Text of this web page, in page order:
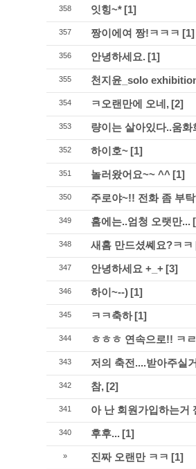
358 잇힝~*[1]
357 짱이에여 짱!ㅋㅋㅋ [1]
356 안녕하세요.[1]
355 천지윤_solo
354 ㅋ오랜만에 오네,[2]
353 량이는 살아있다..움화
352 하이호~[1]
351 놀러왔어요~~ ^^[1]
350 주로야~!! 전화 좀 부
349 홈에는..엄청 오랫만...
348 새홈 만드셨쎼요?ㅋㅋ
347 안녕하세요 +_+[3]
346 하이~--)[1]
345 ㅋㅋ축하[1]
344 ㅎㅎㅎ 연속으로!! ㅋ
343 저의 축전....받아주실
342 참,[2]
341 아 난 회원가입하는거
340 후후...[1]
» 진짜 오랜만 ㅋㅋ [1]